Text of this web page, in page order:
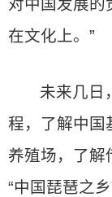
对中国发展的
在文化上。”
未来几日
程，了解中国
养殖场，了解
“中国琵琶之